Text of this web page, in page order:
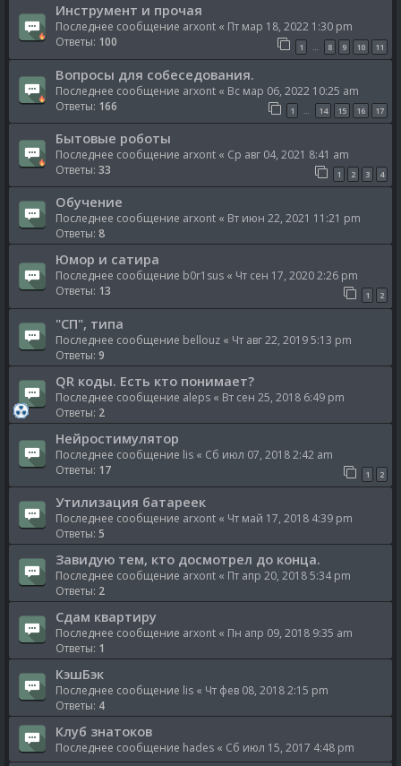
Инструмент и прочая
Последнее сообщение arxont « Пт мар 18, 2022 1:30 pm
Ответы: 100 1 … 8 9 10 11
Вопросы для собеседования.
Последнее сообщение arxont « Вс мар 06, 2022 10:25 am
Ответы: 166 1 … 14 15 16 17
Бытовые роботы
Последнее сообщение arxont « Ср авг 04, 2021 8:41 am
Ответы: 33 1 2 3 4
Обучение
Последнее сообщение arxont « Вт июн 22, 2021 11:21 pm
Ответы: 8
Юмор и сатира
Последнее сообщение b0r1sus « Чт сен 17, 2020 2:26 pm
Ответы: 13 1 2
"СП", типа
Последнее сообщение bellouz « Чт авг 22, 2019 5:13 pm
Ответы: 9
QR коды. Есть кто понимает?
Последнее сообщение aleps « Вт сен 25, 2018 6:49 pm
Ответы: 2
Нейростимулятор
Последнее сообщение lis « Сб июл 07, 2018 2:42 am
Ответы: 17 1 2
Утилизация батареек
Последнее сообщение arxont « Чт май 17, 2018 4:39 pm
Ответы: 5
Завидую тем, кто досмотрел до конца.
Последнее сообщение arxont « Пт апр 20, 2018 5:34 pm
Ответы: 2
Сдам квартиру
Последнее сообщение arxont « Пн апр 09, 2018 9:35 am
Ответы: 1
КэшБэк
Последнее сообщение lis « Чт фев 08, 2018 2:15 pm
Ответы: 4
Клуб знатоков
Последнее сообщение hades « Сб июл 15, 2017 4:48 pm